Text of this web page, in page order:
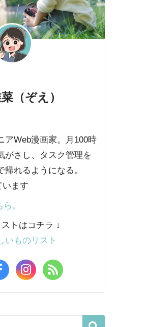
（ぞえ）
アWeb漫画家。月100時
がさし、タスク管理を
れるようになる。
います
。
トはコチラ ↓
いものリスト